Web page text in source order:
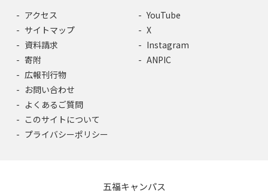
アクセス
サイトマップ
資料請求
寄附
広報刊行物
お問い合わせ
よくあるご質問
このサイトについて
プライバシーポリシー
YouTube
X
Instagram
ANPIC
五福キャンパス